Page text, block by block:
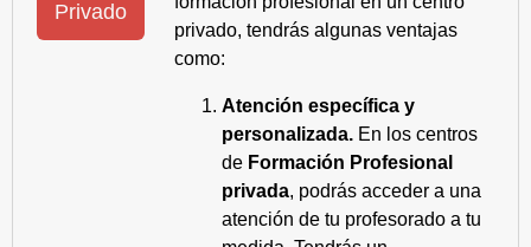
Privado
privado, tendrás algunas ventajas
como:
Atención específica y
personalizada. En los centros
de Formación Profesional
privada, podrás acceder a una
atención de tu profesorado a tu